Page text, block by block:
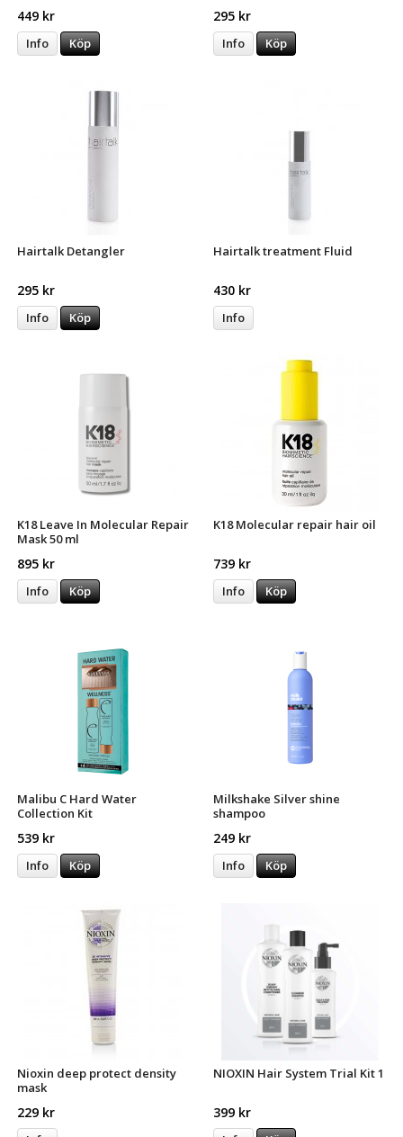
449 kr
Info Köp
295 kr
Info Köp
Hairtalk Detangler
295 kr
Info Köp
Hairtalk treatment Fluid
430 kr
Info
K18 Leave In Molecular Repair
Mask 50 ml
895 kr
Info Köp
K18 Molecular repair hair oil
739 kr
Info Köp
Malibu C Hard Water
Collection Kit
539 kr
Info Köp
Milkshake Silver shine
shampoo
249 kr
Info Köp
Nioxin deep protect density
mask
229 kr
NIOXIN Hair System Trial Kit 1
399 kr